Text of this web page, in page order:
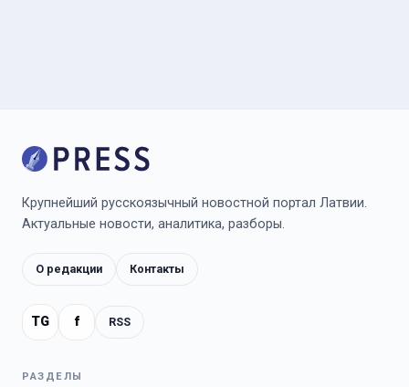
Крупнейший русскоязычный новостной портал Латвии.
Актуальные новости, аналитика, разборы.
О редакции Контакты
TG f RSS
РАЗДЕЛЫ